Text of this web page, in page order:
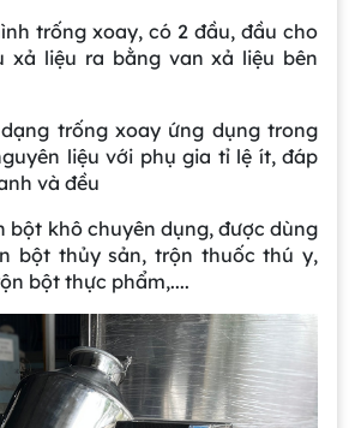
trống xoay, có 2 đầu, đầu cho
xả liệu ra bằng van xả liệu bên
trống xoay ứng dụng trong
liệu với phụ gia tỉ lệ ít, đáp
và đều
bột khô chuyên dụng, được dùng
bột thủy sản, trộn thuốc thú y,
bột thực phẩm,....